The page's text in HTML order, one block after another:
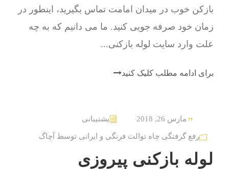
بازکن خوب در میدان امامت تماس بگیرید، اینطور در
زمان خود صرفه جویی کنید. ما می دانیم که به چه
علت وارد سایت لوله بازکنی...
برای ادامه مطلب کلیک کنید
مارس 26, 2018 پشتیبانی
رفع گرفتگی چاه توالت فرنگی و ایرانی توسط آچاگ
لوله بازکنی پیروزی